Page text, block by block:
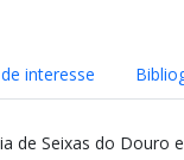
interesse
de Seixas do Douro